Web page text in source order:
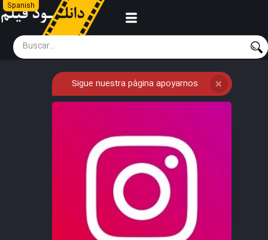
Spanish
Sigue nuestra página apoyarnos ❌